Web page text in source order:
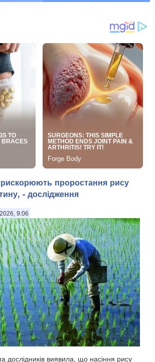
проростання рису
- дослідження
9:06
дослідників виявила, що насіння рису